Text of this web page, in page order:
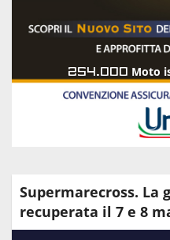
254.000 Moto
Supermarecross. La
recuperata il 7 e 8